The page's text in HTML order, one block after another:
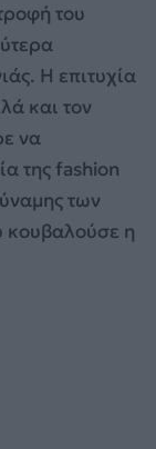
του
Η επιτυχία
και τον
να
της fashion
των
κουβαλούσε η